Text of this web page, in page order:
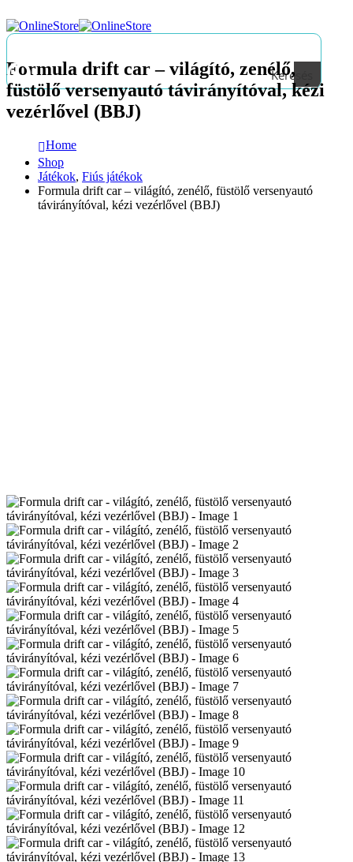
Keresés
Formula drift car – világító, zenélő,
füstölő versenyautó távirányítóval, kézi
vezérlővel (BBJ)
Home
Shop
Játékok, Fiús játékok
Formula drift car – világító, zenélő, füstölő versenyautó
távirányítóval, kézi vezérlővel (BBJ)